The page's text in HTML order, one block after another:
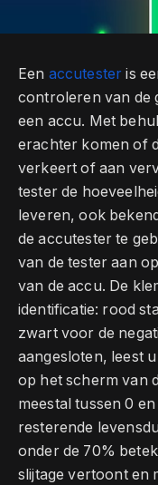
Een accutester is
controleren van de
een accu. Met
erachter komen of
verkeert of aan
tester de
leveren, ook
de accutester te
van de tester aan
van de accu. De
identificatie: rood
zwart voor de
aangesloten, leest
op het scherm van
meestal tussen 0
resterende
onder de 70%
slijtage vertoont en